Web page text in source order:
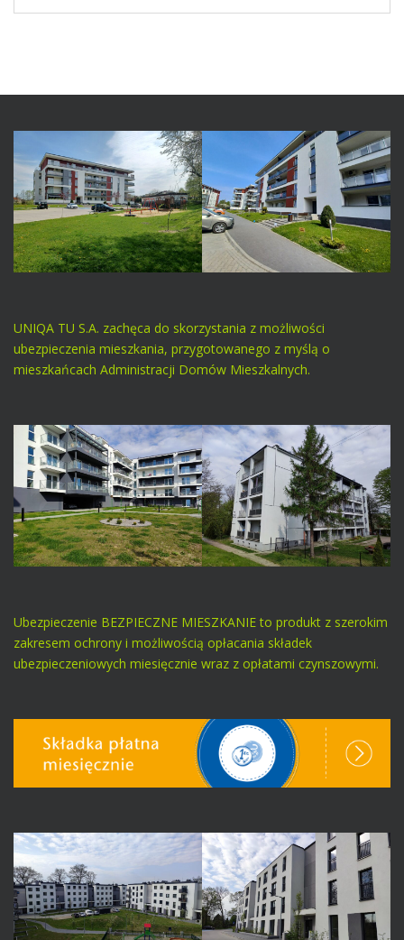
UNIQA TU S.A. zachęca do skorzystania z możliwości
ubezpieczenia mieszkania, przygotowanego z myślą o
mieszkańcach Administracji Domów Mieszkalnych.
Ubezpieczenie BEZPIECZNE MIESZKANIE to produkt z szerokim
zakresem ochrony i możliwością opłacania składek
ubezpieczeniowych miesięcznie wraz z opłatami czynszowymi.